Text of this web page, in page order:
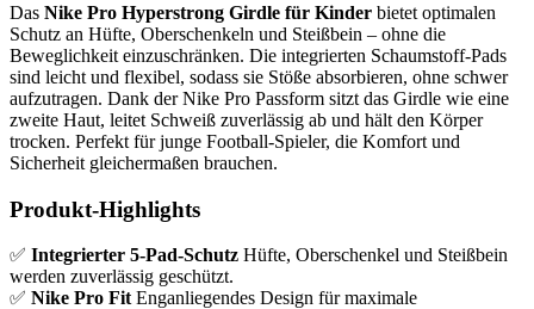
Das Nike Pro Hyperstrong Girdle für Kinder bietet optimalen
Schutz an Hüfte, Oberschenkeln und Steißbein – ohne die
Beweglichkeit einzuschränken. Die integrierten Schaumstoff-Pads
sind leicht und flexibel, sodass sie Stöße absorbieren, ohne schwer
aufzutragen. Dank der Nike Pro Passform sitzt das Girdle wie eine
zweite Haut, leitet Schweiß zuverlässig ab und hält den Körper
trocken. Perfekt für junge Football-Spieler, die Komfort und
Sicherheit gleichermaßen brauchen.
Produkt-Highlights
✅ Integrierter 5-Pad-Schutz Hüfte, Oberschenkel und Steißbein
werden zuverlässig geschützt.
✅ Nike Pro Fit Enganliegendes Design für maximale